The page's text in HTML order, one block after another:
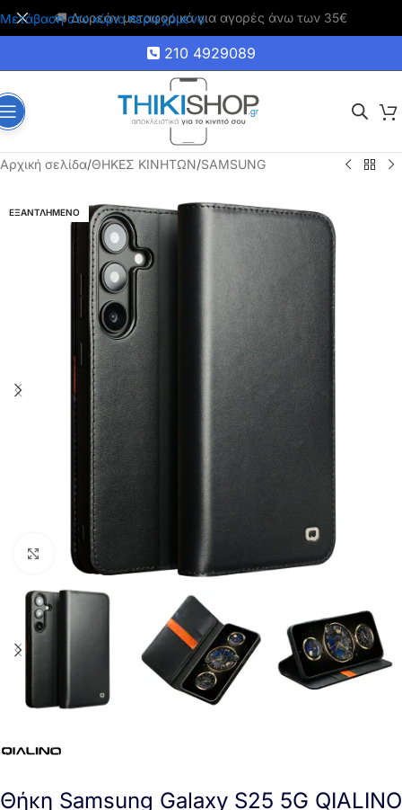
Μετάβαση στο κύριο περιεχόμενο
🚚 Δωρεάν μεταφορικά για αγορές άνω των 35€
210 4929089
Αρχική σελίδα/ΘΗΚΕΣ ΚΙΝΗΤΩΝ/SAMSUNG
ΕΞΑΝΤΛΗΜΕΝΟ
Click to enlarge
Θήκη Samsung Galaxy S25 5G QIALINO